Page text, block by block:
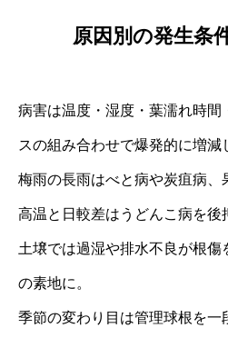
原因別の発生条
病害は温度・湿度・葉濡れ時間
スの組み合わせで爆発的に増減
梅雨の長雨はべと病や炭疽病、
高温と日較差はうどんこ病を後
土壌では過湿や排水不良が根傷
の素地に。
季節の変わり目は管理球根を一